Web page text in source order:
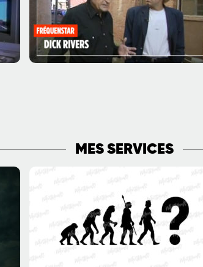
MES SERVICES